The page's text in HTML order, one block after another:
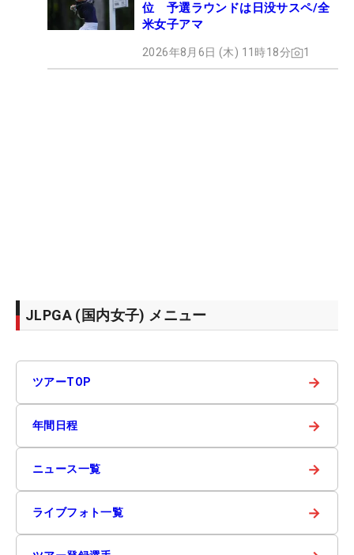
位 予選ラウンドは日没サスペ/全
米女子アマ
2026年8月6日 (木) 11時18分 1
JLPGA (国内女子) メニュー
ツアーTOP →
年間日程 →
ニュース一覧 →
ライブフォト一覧 →